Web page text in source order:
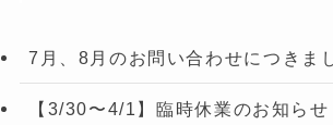
7月、8月のお問い合わせにつきま
【3/30〜4/1】臨時休業のお知らせ